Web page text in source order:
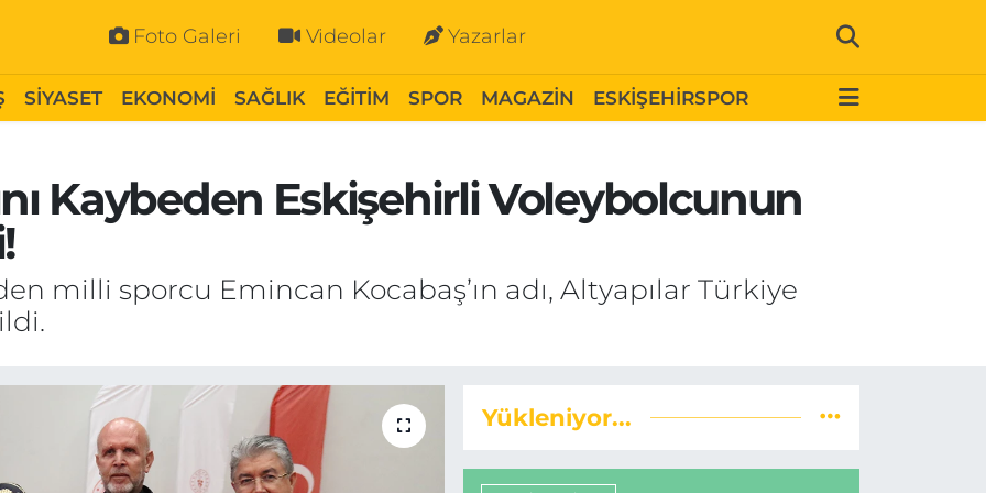
Foto Galeri Videolar Yazarlar
SİYASET EKONOMİ SAĞLIK EĞİTİM SPOR MAGAZİN ESKİŞEHİRSPOR
Kaybeden Eskişehirli Voleybolcunun
milli sporcu Emincan Kocabaş’ın adı, Altyapılar Türkiye
Yükleniyor...